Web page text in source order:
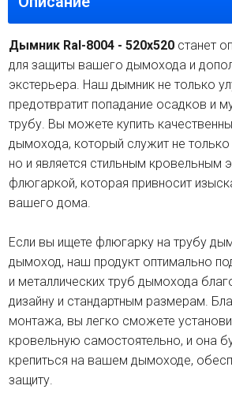
Дымник Ral-8004 - 520х520 станет
для защиты вашего дымохода и
экстерьера. Наш дымник не только
предотвратит попадание осадков и
трубу. Вы можете купить
дымохода, который служит не
но и является стильным кровельным
флюгаркой, которая привносит
вашего дома.
Если вы ищете флюгарку на трубу
дымоход, наш продукт оптимально
и металлических труб дымохода
дизайну и стандартным размерам.
монтажа, вы легко сможете
кровельную самостоятельно, и она
крепиться на вашем дымоходе,
защиту.